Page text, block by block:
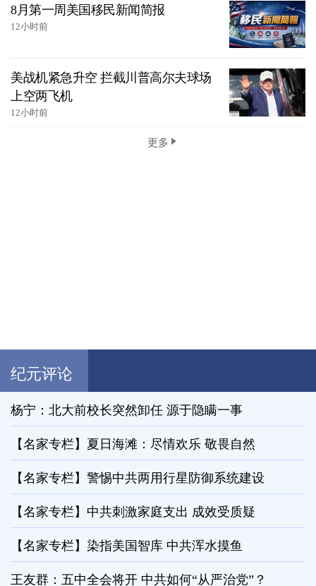
8月第一周美国移民新闻简报
12小时前
美战机紧急升空 拦截川普高尔夫球场
上空两飞机
12小时前
更多
纪元评论
杨宁：北大前校长突然卸任 源于隐瞒一事
【名家专栏】夏日海滩：尽情欢乐 敬畏自然
【名家专栏】警惕中共两用行星防御系统建设
【名家专栏】中共刺激家庭支出 成效受质疑
【名家专栏】染指美国智库 中共浑水摸鱼
王友群：五中全会将开 中共如何“从严治党”？